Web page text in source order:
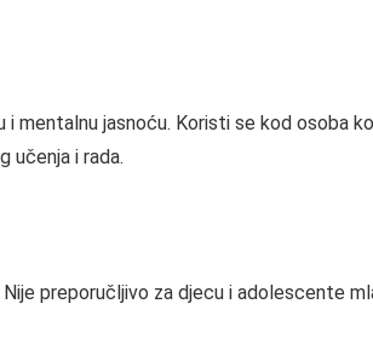
mentalnu jasnoću. Koristi se kod osoba
učenja i rada.
preporučljivo za djecu i adolescente